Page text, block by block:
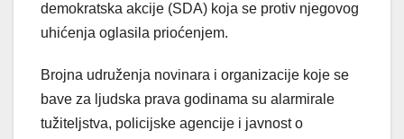
demokratska akcije (SDA) koja se protiv njegovog
uhićenja oglasila prioćenjem.
Brojna udruženja novinara i organizacije koje se
bave za ljudska prava godinama su alarmirale
tužiteljstva, policijske agencije i javnost o